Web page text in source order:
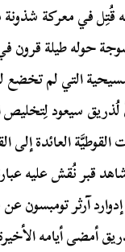
في معركة شذونة
حوله طيلة قرون
التي لم تخضع
سيعود لِتخليص
العائدة إلى
شاهد قبر نُقش عليه
آرثر
أمضى أيامه